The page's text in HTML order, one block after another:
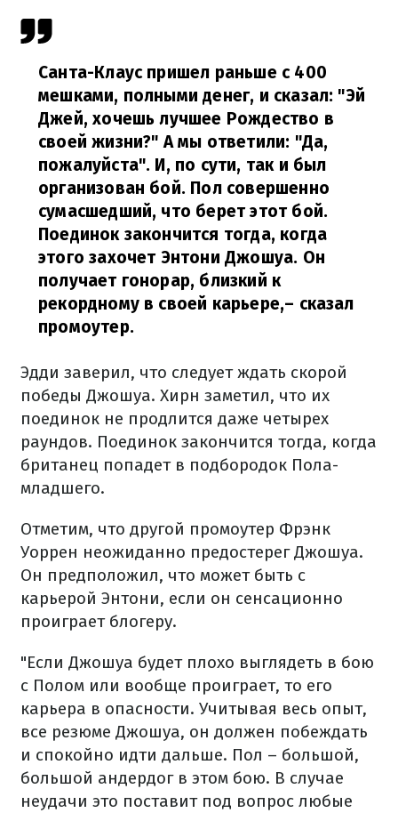
Санта-Клаус пришел раньше с 400
мешками, полными денег, и сказал: "Эй
Джей, хочешь лучшее Рождество в
своей жизни?" А мы ответили: "Да,
пожалуйста". И, по сути, так и был
организован бой. Пол совершенно
сумасшедший, что берет этот бой.
Поединок закончится тогда, когда
этого захочет Энтони Джошуа. Он
получает гонорар, близкий к
рекордному в своей карьере,– сказал
промоутер.
Эдди заверил, что следует ждать скорой
победы Джошуа. Хирн заметил, что их
поединок не продлится даже четырех
раундов. Поединок закончится тогда, когда
британец попадет в подбородок Пола-
младшего.
Отметим, что другой промоутер Фрэнк
Уоррен неожиданно предостерег Джошуа.
Он предположил, что может быть с
карьерой Энтони, если он сенсационно
проиграет блогеру.
"Если Джошуа будет плохо выглядеть в бою
с Полом или вообще проиграет, то его
карьера в опасности. Учитывая весь опыт,
все резюме Джошуа, он должен побеждать
и спокойно идти дальше. Пол – большой,
большой андердог в этом бою. В случае
неудачи это поставит под вопрос любые